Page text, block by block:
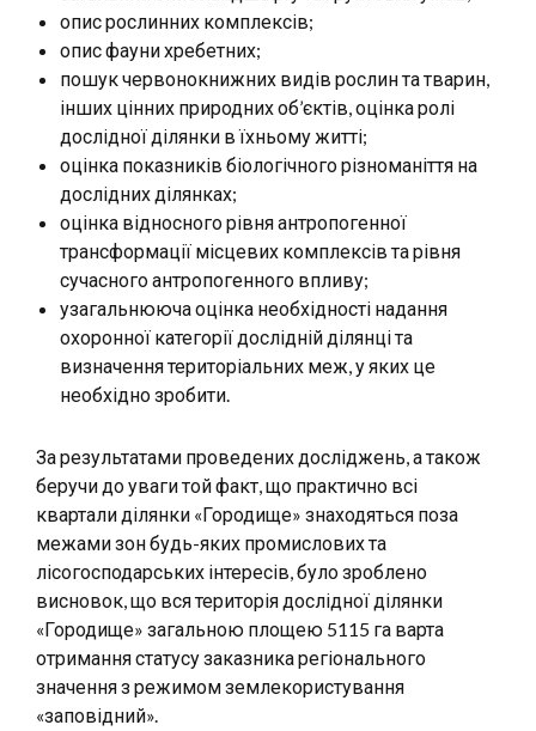
опис рослинних комплексів;
опис фауни хребетних;
пошук червонокнижних видів рослин та тварин,
інших цінних природних об’єктів, оцінка ролі
дослідної ділянки в їхньому житті;
оцінка показників біологічного різноманіття на
дослідних ділянках;
оцінка відносного рівня антропогенної
трансформації місцевих комплексів та рівня
сучасного антропогенного впливу;
узагальнююча оцінка необхідності надання
охоронної категорії дослідній ділянці та
визначення територіальних меж, у яких це
необхідно зробити.
За результатами проведених досліджень, а також
беручи до уваги той факт, що практично всі
квартали ділянки «Городище» знаходяться поза
межами зон будь-яких промислових та
лісогосподарських інтересів, було зроблено
висновок, що вся територія дослідної ділянки
«Городище» загальною площею 5115 га варта
отримання статусу заказника регіонального
значення з режимом землекористування
«заповідний».